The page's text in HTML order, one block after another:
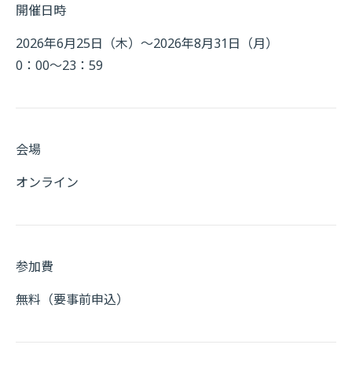
開催日時
2026年6月25日（木）～2026年8月31日（月）
0：00～23：59
会場
オンライン
参加費
無料（要事前申込）